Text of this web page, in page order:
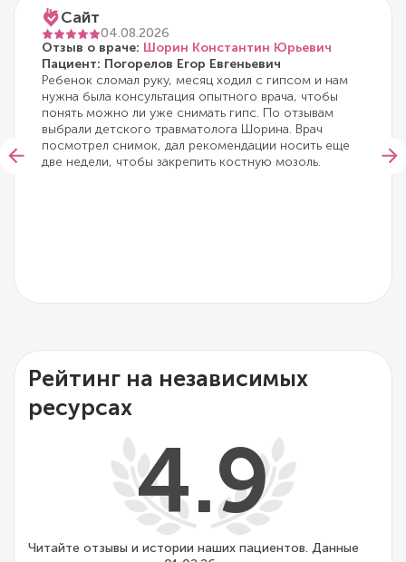
Сайт
04.08.2026
Отзыв о враче: Шорин Константин Юрьевич
Пациент: Погорелов Егор Евгеньевич
Ребенок сломал руку, месяц ходил с гипсом и нам
нужна была консультация опытного врача, чтобы
понять можно ли уже снимать гипс. По отзывам
выбрали детского травматолога Шорина. Врач
посмотрел снимок, дал рекомендации носить еще
две недели, чтобы закрепить костную мозоль.
Рейтинг на независимых
ресурсах
4.9
Читайте отзывы и истории наших пациентов. Данные